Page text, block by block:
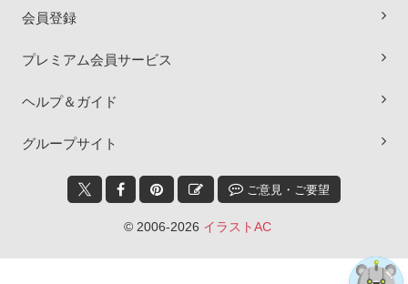
会員登録
プレミアム会員サービス
ヘルプ＆ガイド
グループサイト
ご意見・ご要望
© 2006-2026 イラストAC